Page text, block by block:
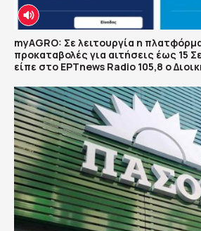
myAGRO: Σε λειτουργία η
προκαταβολές για αιτήσεις έως 15
είπε στο ΕΡΤnews Radio 105,8 ο